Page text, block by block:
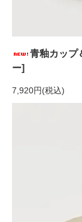
青釉カップ
ー]
7,920円(税込)